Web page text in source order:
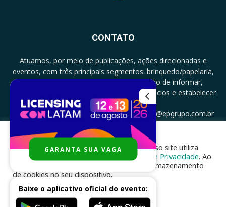
CONTATO
Atuamos, por meio de publicações, ações direcionadas e
eventos, com três principais segmentos: brinquedo/papelaria,
licenciamento e zero a três com a missão de informar,
documentar, proporcionar encontro de negócios e estabelecer
parcerias.
CONTATO: +5511994513097 - atendimento@epgrupo.com.br
SIGA-NOS
Para melhor experiência e navegação, nosso site utiliza
cookies, de acordo com a nossa
Política de Privacidade. Ao
clicar em “aceito”, você concorda com o armazenamento
de cookies no seu dispositivo.
ACEITAR
GARANTA SUA VAGA
Baixe o aplicativo oficial do evento: